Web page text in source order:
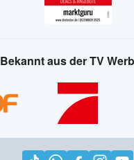
Bekannt aus der TV